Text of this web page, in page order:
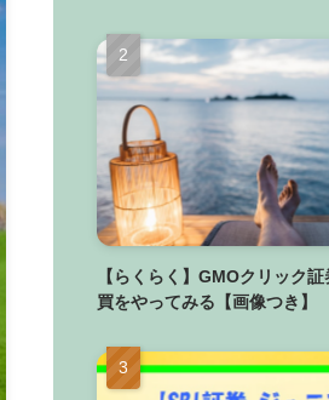
【らくらく】GMOクリック
買をやってみる【画像つき】